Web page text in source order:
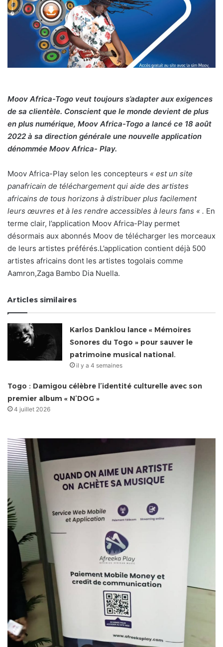
Moov Africa-Togo veut toujours s’adapter aux exigences
de sa clientèle. Conscient que le monde devient de plus
en plus numérique, Moov Africa-Togo a lancé ce 18 août
2022 à sa direction générale une nouvelle application
dénommée Moov Africa- Play.
Moov Africa-Play selon les concepteurs « est un site
panafricain de téléchargement qui aide des artistes
africains de tous horizons à distribuer plus facilement
leurs œuvres et à les rendre accessibles à leurs fans « . En
terme clair, l’application Moov Africa-Play permet
désormais aux abonnés Moov de télécharger les morceaux
de leurs artistes préférés.L’application contient déjà 500
artistes africains dont les artistes togolais comme
Aamron,Zaga Bambo Dia Nuella.
Articles similaires
Karlos Danklou lance « Mémoires
Sonores du Togo » pour sauver le
patrimoine musical national.
il y a 4 semaines
Togo : Damigou célèbre l’identité culturelle avec son
premier album « N’DOG »
4 juillet 2026